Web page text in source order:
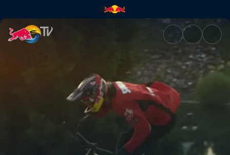
MTB-Action bei den X